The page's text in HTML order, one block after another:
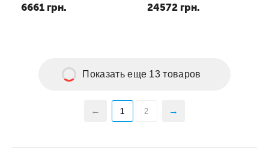
6661 грн. 24572 грн.
Показать еще 13 товаров
1 2